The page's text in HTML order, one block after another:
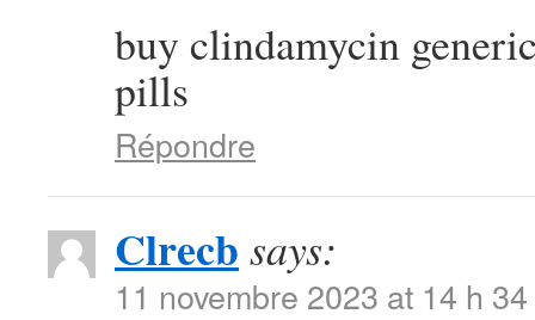
buy clindamycin
pills
Répondre
Clrecb says:
11 novembre 2023 at 14 h